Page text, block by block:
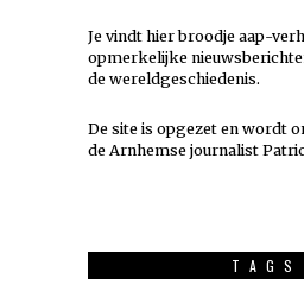
Je vindt hier broodje aap-
opmerkelijke
de wereldgeschiedenis.
De site is opgezet en wordt
de Arnhemse journalist
TAGS